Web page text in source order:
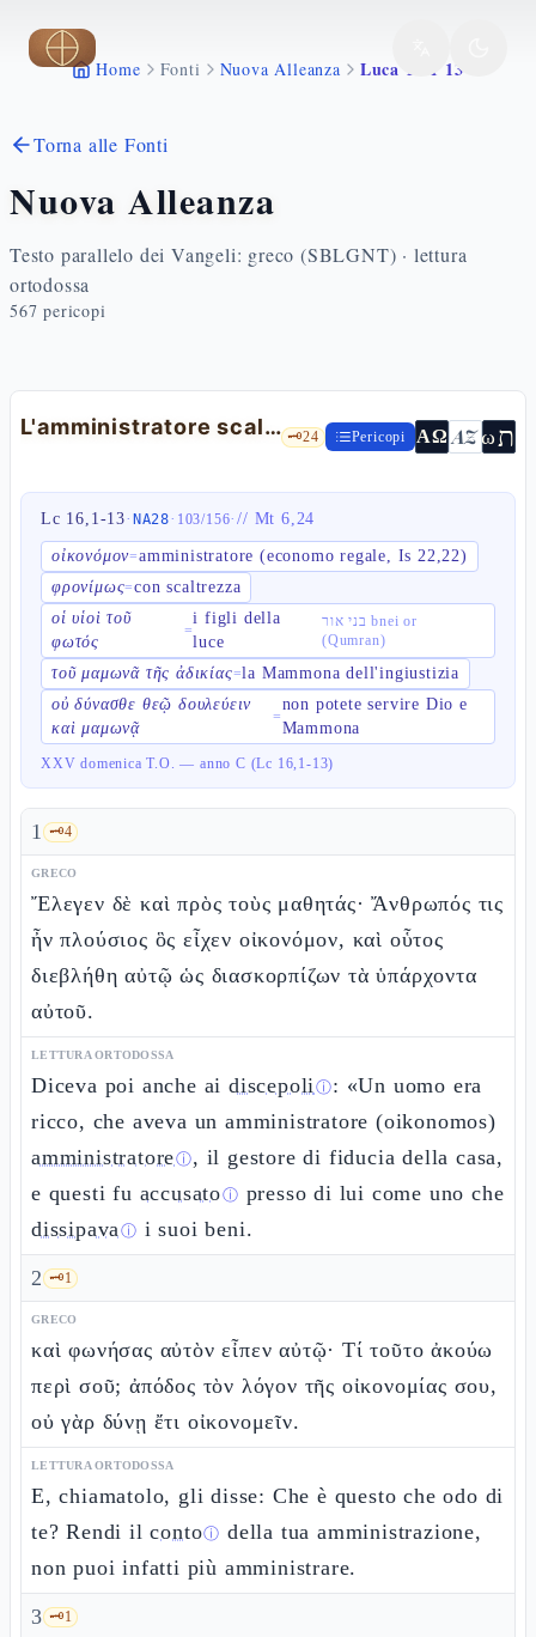
Vai al contenuto principale
Home Fonti Nuova Alleanza Luca 16 1 13
Torna alle Fonti
Nuova Alleanza
Testo parallelo dei Vangeli: greco (SBLGNT) · lettura
ortodossa
567 pericopi
L'amministratore scaltro e le due signorie — Lc 16,1-13 🗝️24 Pericopi ΑΩ AZωת
Lc 16,1-13· NA28· 103/156·// Mt 6,24
οἰκονόμον=amministratore (economo regale, Is 22,22)
φρονίμως=con scaltrezza
οἱ υἱοὶ τοῦ
φωτός
=
i figli della
luce
בני אור bnei or
(Qumran)
τοῦ μαμωνᾶ τῆς ἀδικίας=la Mammona dell'ingiustizia
οὐ δύνασθε θεῷ δουλεύειν
καὶ μαμωνᾷ
=
non potete servire Dio e
Mammona
XXV domenica T.O. — anno C (Lc 16,1-13)
1 🗝️4
GRECO
Ἔλεγεν δὲ καὶ πρὸς τοὺς μαθητάς· Ἄνθρωπός τις
ἦν πλούσιος ὃς εἶχεν οἰκονόμον, καὶ οὗτος
διεβλήθη αὐτῷ ὡς διασκορπίζων τὰ ὑπάρχοντα
αὐτοῦ.
LETTURA ORTODOSSA
Diceva poi anche aidiscepoliⓘ: «Un uomo era
ricco, che aveva un amministratore (oikonomos)
amministratoreⓘ, il gestore di fiducia della casa,
e questi fu accusatoⓘ presso di lui come uno che
dissipavaⓘ i suoi beni.
2 🗝️1
GRECO
καὶ φωνήσας αὐτὸν εἶπεν αὐτῷ· Τί τοῦτο ἀκούω
περὶ σοῦ; ἀπόδος τὸν λόγον τῆς οἰκονομίας σου,
οὐ γὰρ δύνῃ ἔτι οἰκονομεῖν.
LETTURA ORTODOSSA
E, chiamatolo, gli disse: Che è questo che odo di
te? Rendi ilcontoⓘ della tua amministrazione,
non puoi infatti più amministrare.
3 🗝️1